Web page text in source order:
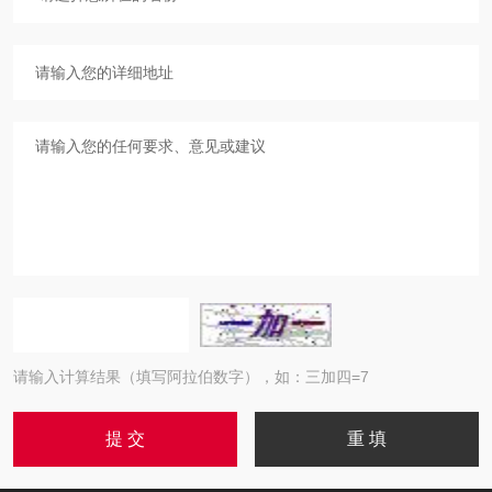
请输入计算结果（填写阿拉伯数字），如：三加四=7